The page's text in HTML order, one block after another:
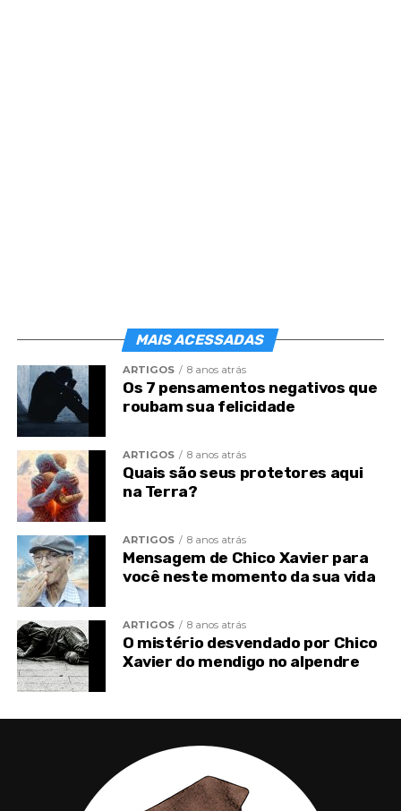
MAIS ACESSADAS
ARTIGOS 8 anos atrás
Os 7 pensamentos negativos que
roubam sua felicidade
ARTIGOS 8 anos atrás
Quais são seus protetores aqui
na Terra?
ARTIGOS 8 anos atrás
Mensagem de Chico Xavier para
você neste momento da sua vida
ARTIGOS 8 anos atrás
O mistério desvendado por Chico
Xavier do mendigo no alpendre